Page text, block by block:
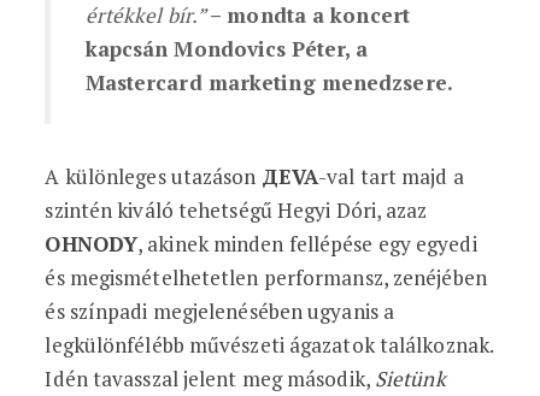
értékkel bír.”– mondta a koncert
kapcsán Mondovics Péter, a
Mastercard marketing menedzsere.
A különleges utazáson ДEVA-val tart majd a
szintén kiváló tehetségű Hegyi Dóri, azaz
OHNODY, akinek minden fellépése egy egyedi
és megismételhetetlen performansz, zenéjében
és színpadi megjelenésében ugyanis a
legkülönfélébb művészeti ágazatok találkoznak.
Idén tavasszal jelent meg második, Sietünk